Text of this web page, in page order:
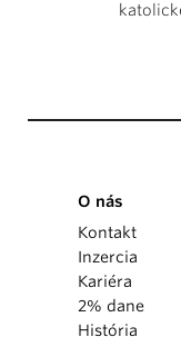
O nás
Kontakt
Inzercia
Kariéra
2% dane
História